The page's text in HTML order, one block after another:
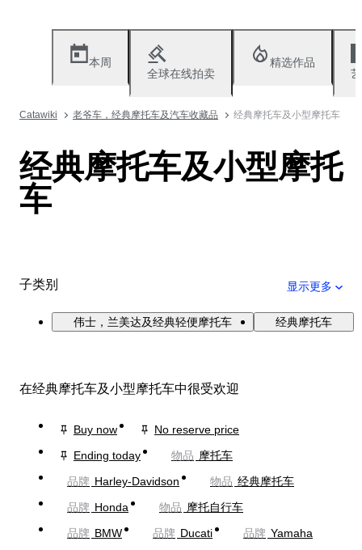
本周
全球在线拍卖
精选作品
Catawiki 老爷车，经典摩托车及汽车收藏品 经典摩托车及小型摩托车
经典摩托车及小型摩托
车
子类别 显示更多
伟士，兰美达及经典轻便摩托车 经典摩托车
在经典摩托车及小型摩托车中很受欢迎
Buy now
No reserve price
Ending today
物品 摩托车
品牌 Harley-Davidson 物品 经典摩托车
品牌 Honda 物品 摩托自行车
品牌 BMW 品牌 Ducati 品牌 Yamaha